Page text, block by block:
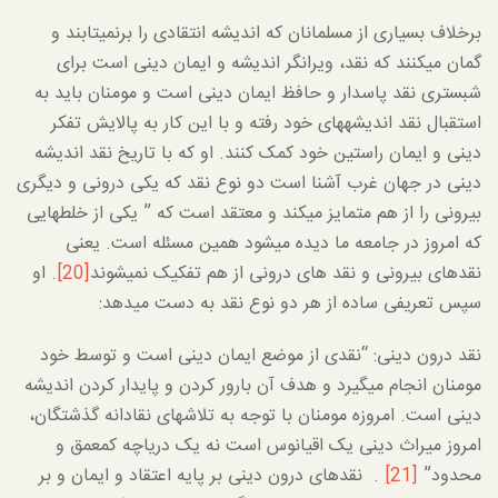
برخلاف بسیاری از مسلمانان که اندیشه انتقادی را برنمی­تابند و
گمان می­کنند که نقد، ویرانگر اندیشه و ایمان دینی است برای
شبستری نقد پاسدار و حافظ ایمان دینی است و مومنان باید به
استقبال نقد اندیشه­های خود رفته و با این کار به پالایش تفکر
دینی و ایمان راستین خود کمک کنند. او که با تاریخ نقد اندیشه
دینی در جهان غرب آشنا است دو نوع نقد که یکی درونی و دیگری
بیرونی را از هم متمایز می­کند و معتقد است که ” یکی از خلط­هایی
که امروز در جامعه ما دیده می­شود همین مسئله است. یعنی
نقدهای بیرونی و نقد های درونی از هم تفکیک نمی­شوند[20]
. او
سپس تعریفی ساده از هر دو نوع نقد به دست میدهد:
نقد درون دینی: “نقدی از موضع ایمان دینی است و توسط خود
مومنان انجام می­گیرد و هدف آن بارور کردن و پایدار کردن اندیشه
دینی است. امروزه مومنان با توجه به تلاش­های نقادانه گذشتگان،
امروز میراث دینی یک اقیانوس است نه یک دریاچه کم­عمق و
محدود” [21]
. نقدهای درون دینی بر پایه اعتقاد و ایمان و بر